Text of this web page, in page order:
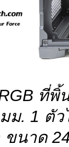
ที่พิ้
ม. 1 ตั
ขนาด